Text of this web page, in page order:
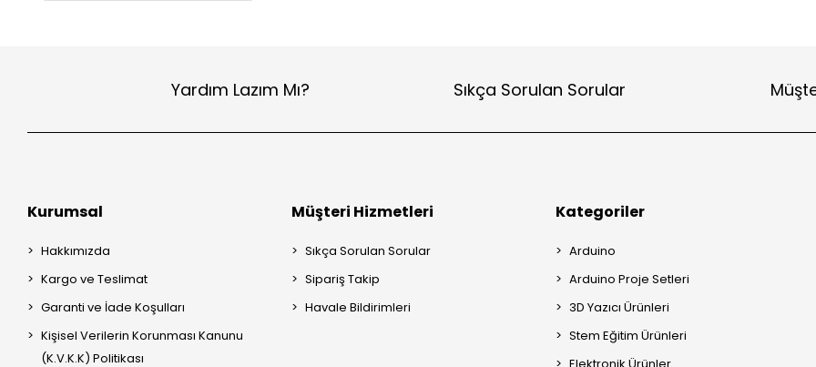
Yardım Lazım Mı? Sıkça Sorulan Sorular
Kurumsal
Hakkımızda
Kargo ve Teslimat
Garanti ve İade Koşulları
Kişisel Verilerin Korunması Kanunu
(K.V.K.K) Politikası
Müşteri Hizmetleri
Sıkça Sorulan Sorular
Sipariş Takip
Havale Bildirimleri
Kategoriler
Arduino
Arduino Proje Setleri
3D Yazıcı Ürünleri
Stem Eğitim Ürünleri